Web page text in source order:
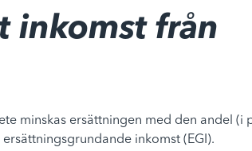
inkomst från
minskas ersättningen med den andel (i
inkomst (EGI).